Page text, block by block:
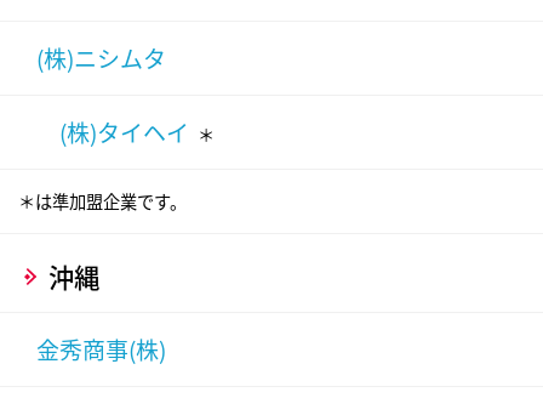
(株)ニシムタ
(株)タイヘイ ＊
＊は準加盟企業です。
沖縄
金秀商事(株)